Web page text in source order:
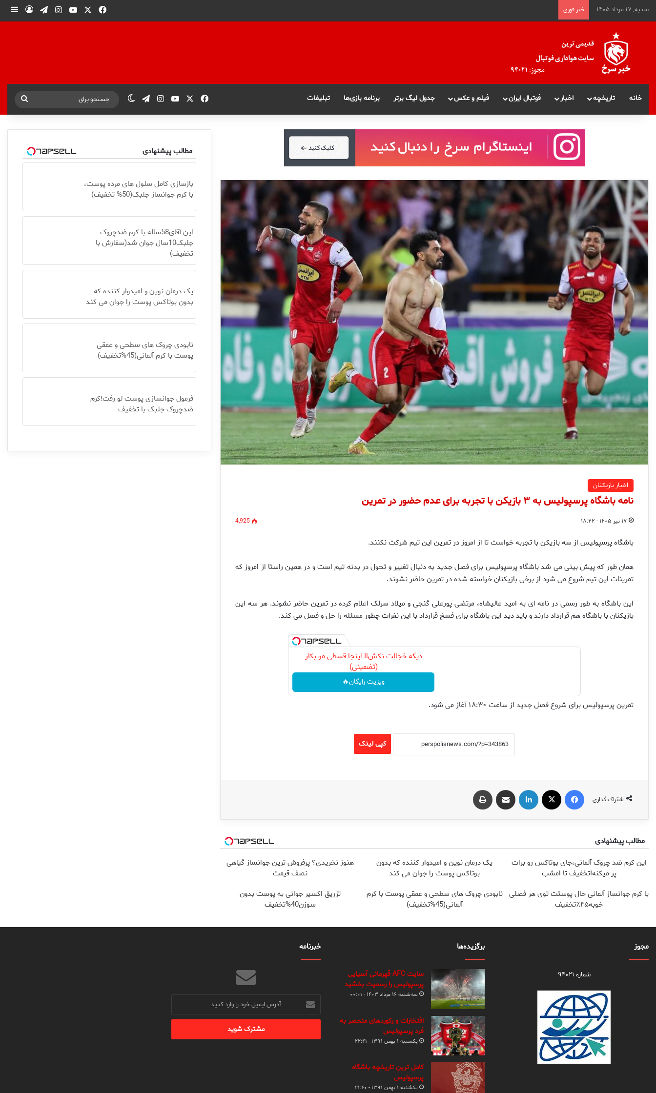
شنبه, ۱۷ مرداد ۱۴۰۵ خبر فوری فیس بوکیوتیوباینستاگرام
تلگرامورود
خانه تاریخچه اخبار فوتبال ایران فیلم و عکس جدول لیگ برتر برنامه بازی‌ها تبلیغات فیس بوکیوتیوباینستاگرام
تلگرامتغییر پوسته
جستجو
برای
اخبار بازیکنان
نامه باشگاه پرسپولیس به ۳ بازیکن با تجربه برای عدم حضور در تمرین
۱۷ تیر ۱۴۰۵ - ۱۸:۲۲ 4,925
باشگاه پرسپولیس از سه بازیکن با تجربه خواست تا از امروز در تمرین این تیم شرکت نکنند.
همان طور که پیش بینی می شد باشگاه پرسپولیس برای فصل جدید به دنبال تغییر و تحول در بدنه تیم است و در همین راستا از امروز که
تمرینات این تیم شروع می شود از برخی بازیکنان خواسته شده در تمرین حاضر نشوند.
این باشگاه به طور رسمی در نامه ای به امید عالیشاه، مرتضی پورعلی گنجی و میلاد سرلک اعلام کرده در تمرین حاضر نشوند. هر سه این
بازیکنان با باشگاه هم قرارداد دارند و باید دید این باشگاه برای فسخ قرارداد با این نفرات چطور مسئله را حل و فصل می کند.
دیگه خجالت نکش‼️ اینجا قسطی مو بکار
(تضمینی)
ویزیت رایگان🔥
تمرین پرسپولیس برای شروع فصل جدید از ساعت ۱۸:۳۰ آغاز می شود.
کپی لینک
اشتراک گذاری
فیس بوک لینکدین اشتراک گذاری از طریق ایمیل
مطالب پیشنهادی
این کرم ضد چروک آلمانی،جای بوتاکس رو برات
پر میکنه!تخفیف تا امشب
یک درمان نوین و امیدوار کننده که بدون
بوتاکس پوست را جوان می کند
هنوز نخریدی؟ پرفروش ترین جوانساز گیاهی
نصف قیمت
با کرم جوانساز آلمانی حال پوستت توی هر فصلی
خوبه۴۵٪تخفیف
نابودی چروک های سطحی و عمقی پوست با کرم
آلمانی(45%تخفیف)
تزریق اکسیر جوانی به پوست بدون
سوزن40%تخفیف
مطالب پیشنهادی
بازسازی کامل سلول های مرده پوست،
با کرم جوانساز جلبک(50% تخفیف)
این آقای58ساله با کرم ضدچروک
جلبک10سال جوان شد(سفارش با
تخفیف)
یک درمان نوین و امیدوار کننده که
بدون بوتاکس پوست را جوان می کند
نابودی چروک های سطحی و عمقی
پوست با کرم آلمانی(45%تخفیف)
فرمول جوانسازی پوست لو رفت!کرم
ضدچروک جلبک با تخفیف
مجوز
شماره ۹۴۰۲۱
برگزیده‌ها
سایت AFC قهرمانی آسیایی
پرسپولیس را رسمیت بخشید
سه‌شنبه ۱۶ مرداد ۱۴۰۳ - ۰۰:۰۱
افتخارات و رکوردهای منحصر به
فرد پرسپولیس
یکشنبه ۱ بهمن ۱۳۹۱ - ۲۲:۴۱
کامل ترین تاریخچه باشگاه
پرسپولیس
یکشنبه ۱ بهمن ۱۳۹۱ - ۲۱:۴۰
خبرنامه
آدرس
ایمیل
خود
وارد